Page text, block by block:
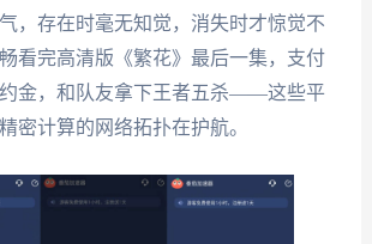
，存在时毫无知觉，消失时才惊觉不
看完高清版《繁花》最后一集，支付
金，和队友拿下王者五杀——这些平
密计算的网络拓扑在护航。